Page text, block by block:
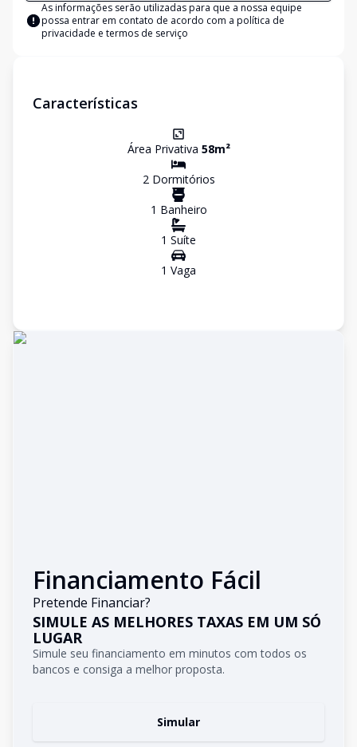
As informações serão utilizadas para que a nossa equipe
possa entrar em contato de acordo com a política de
privacidade e termos de serviço
Características
Área Privativa 58m²
2Dormitórios
1 Banheiro
1 Suíte
1 Vaga
Financiamento Fácil
Pretende Financiar?
SIMULE AS MELHORES TAXAS EM UM SÓ
LUGAR
Simule seu financiamento em minutos com todos os
bancos e consiga a melhor proposta.
Simular